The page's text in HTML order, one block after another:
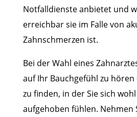
Notfalldienste anbietet und
erreichbar sie im Falle von
Zahnschmerzen ist.
Bei der Wahl eines
auf Ihr Bauchgefühl zu hören
zu finden, in der Sie sich
aufgehoben fühlen. Nehmen